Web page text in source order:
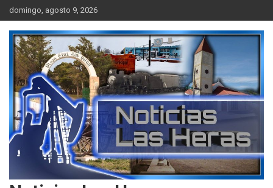
Skip
to
content
domingo, agosto 9, 2026